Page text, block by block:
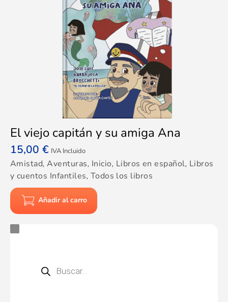
El viejo capitán y su amiga Ana
15,00 € IVA Incluido
Amistad,Aventuras, Inicio, Libros en español, Libros
y cuentos Infantiles, Todos los libros
Añadir al carro